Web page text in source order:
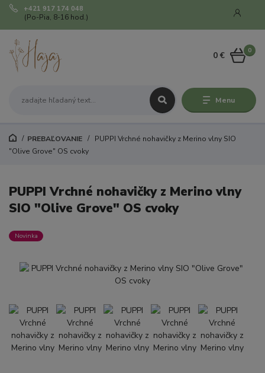
Menu
+421 917 174 048
(Po-Pia, 8-16 hod.)
0
0 €
PREBAĽOVANIE
PUPPI Vrchné nohavičky z Merino vlny SIO
"Olive Grove" OS cvoky
PUPPI Vrchné nohavičky z Merino vlny
SIO "Olive Grove" OS cvoky
Novinka